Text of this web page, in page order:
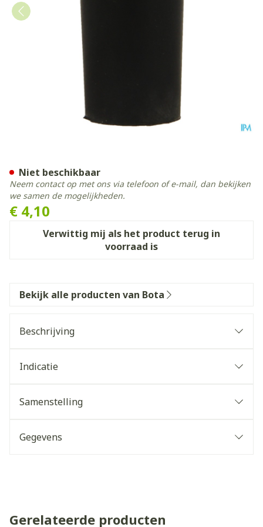
€ 4,10
Verwittig mij als het product terug in
voorraad is
Niet beschikbaar
Neem contact op met ons via telefoon of e-mail, dan bekijken
we samen de mogelijkheden.
Bekijk alle producten van Bota
Beschrijving
Indicatie
Samenstelling
Gegevens
Gerelateerde producten